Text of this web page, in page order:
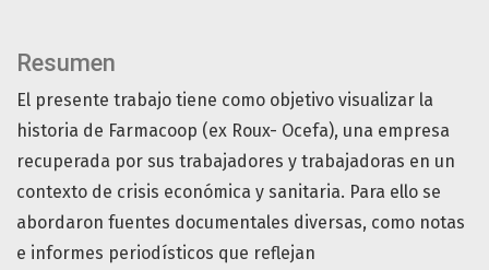
Resumen
El presente trabajo tiene como objetivo visualizar la
historia de Farmacoop (ex Roux- Ocefa), una empresa
recuperada por sus trabajadores y trabajadoras en un
contexto de crisis económica y sanitaria. Para ello se
abordaron fuentes documentales diversas, como notas
e informes periodísticos que reflejan